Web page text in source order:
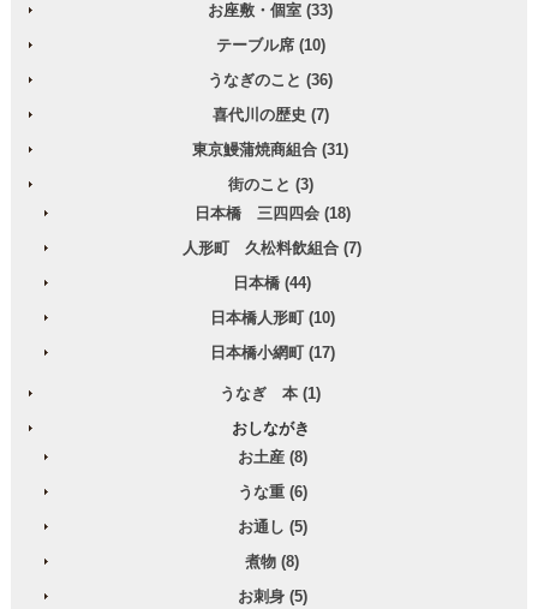
お座敷・個室 (33)
テーブル席 (10)
うなぎのこと (36)
喜代川の歴史 (7)
東京鰻蒲焼商組合 (31)
街のこと (3)
日本橋 三四四会 (18)
人形町 久松料飲組合 (7)
日本橋 (44)
日本橋人形町 (10)
日本橋小網町 (17)
うなぎ 本 (1)
おしながき
お土産 (8)
うな重 (6)
お通し (5)
煮物 (8)
お刺身 (5)